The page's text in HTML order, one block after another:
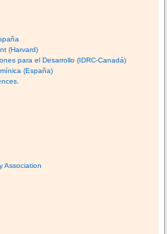
(Harvard)
para el Desarrollo (IDRC-Canadá)
(España)
Association